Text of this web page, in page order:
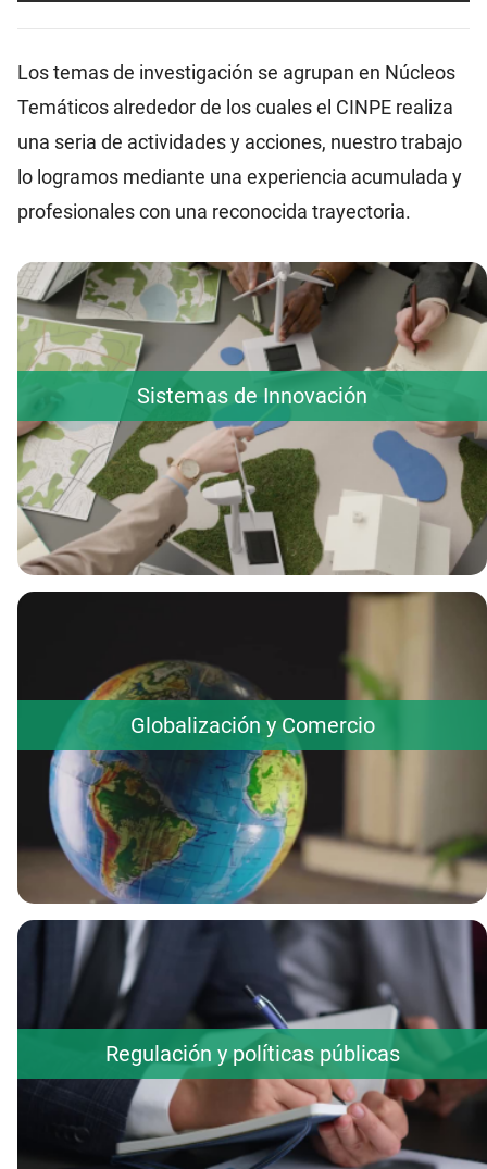
Los temas de investigación se agrupan en Núcleos
Temáticos alrededor de los cuales el CINPE realiza
una seria de actividades y acciones, nuestro trabajo
lo logramos mediante una experiencia acumulada y
profesionales con una reconocida trayectoria.
Sistemas de Innovación
Globalización y Comercio
Regulación y políticas públicas